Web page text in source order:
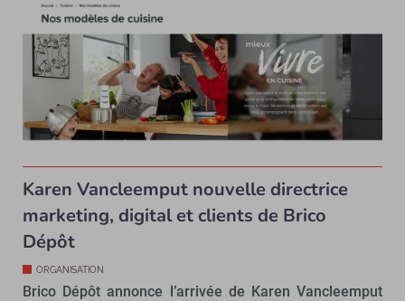
Karen Vancleemput nouvelle directrice
marketing, digital et clients de Brico
Dépôt
ORGANISATION
Brico Dépôt annonce l’arrivée de Karen Vancleemput